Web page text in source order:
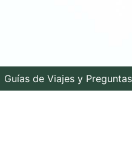
Guías de Viajes y